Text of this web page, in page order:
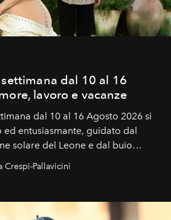
dal 10 al 16
lavoro e vacanze
dal 10 al 16 Agosto 2026 si
ed entusiasmante, guidato dal
solare del Leone e dal buio
Perseidi.
Crespi-Pallavicini